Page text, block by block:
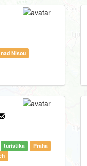
Nisou
turistika
Praha